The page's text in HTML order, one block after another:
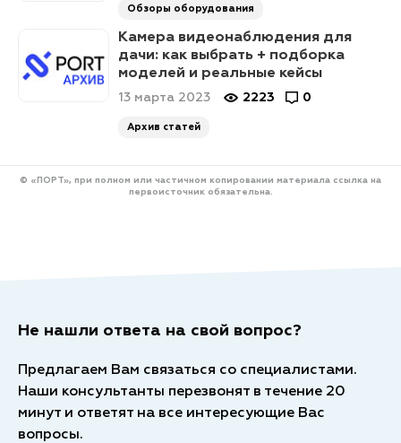
Обзоры оборудования
Камера видеонаблюдения для
дачи: как выбрать + подборка
моделей и реальные кейсы
13 марта 2023 2223 0
Архив статей
© «ПОРТ», при полном или частичном копировании материала ссылка на
первоисточник обязательна.
Не нашли ответа на свой вопрос?
Предлагаем Вам связаться со специалистами.
Наши консультанты перезвонят в течение 20
минут и ответят на все интересующие Вас
вопросы.